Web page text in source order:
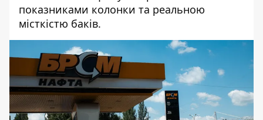
показниками колонки та реальною
місткістю баків.